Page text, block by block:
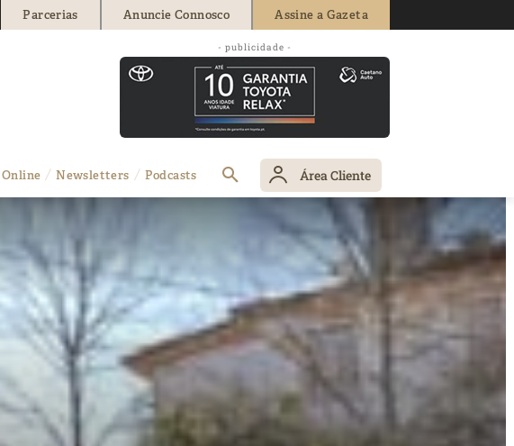
Parcerias Anuncie Connosco Assine a Gazeta
- publicidade -
Newsletters Podcasts Área Cliente